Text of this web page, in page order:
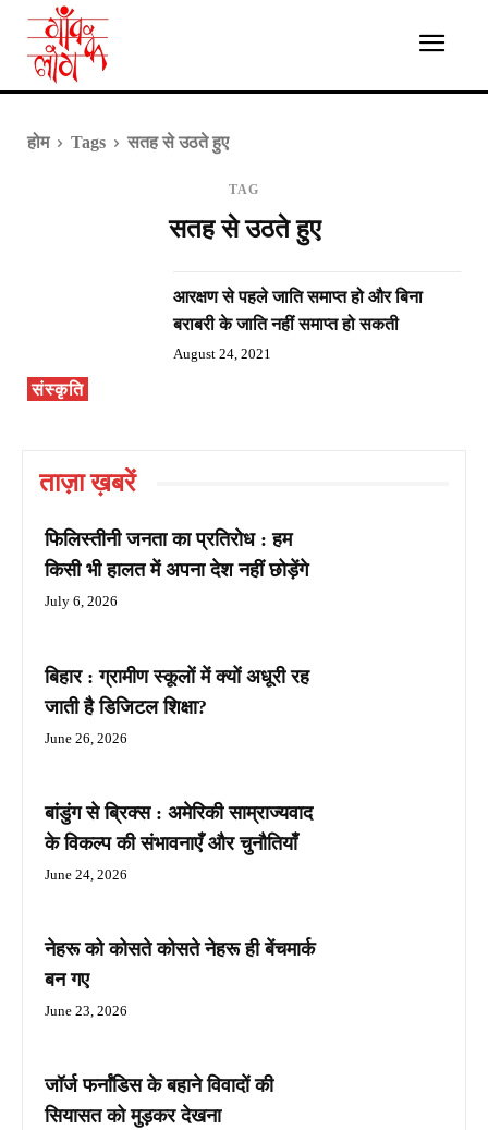
होम Tags सतह से उठते हुए
TAG
सतह से उठते हुए
संस्कृति
आरक्षण से पहले जाति समाप्त हो और बिना
बराबरी के जाति नहीं समाप्त हो सकती
August 24, 2021
ताज़ा ख़बरें
फिलिस्तीनी जनता का प्रतिरोध : हम
किसी भी हालत में अपना देश नहीं छोड़ेंगे
July 6, 2026
बिहार : ग्रामीण स्कूलों में क्यों अधूरी रह
जाती है डिजिटल शिक्षा?
June 26, 2026
बांडुंग से ब्रिक्स : अमेरिकी साम्राज्यवाद
के विकल्प की संभावनाएँ और चुनौतियाँ
June 24, 2026
नेहरू को कोसते कोसते नेहरू ही बेंचमार्क
बन गए
June 23, 2026
जॉर्ज फर्नांडिस के बहाने विवादों की
सियासत को मुड़कर देखना